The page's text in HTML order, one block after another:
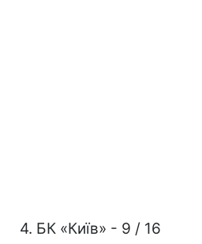
4. БК «Київ» - 9 / 16